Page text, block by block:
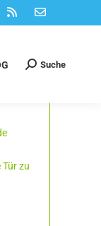
Suchen:
Suche
zu